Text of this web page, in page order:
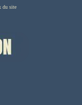
du site